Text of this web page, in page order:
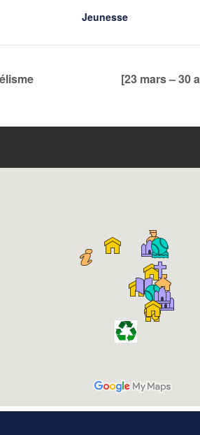
Jeunesse
[23 mars – 30